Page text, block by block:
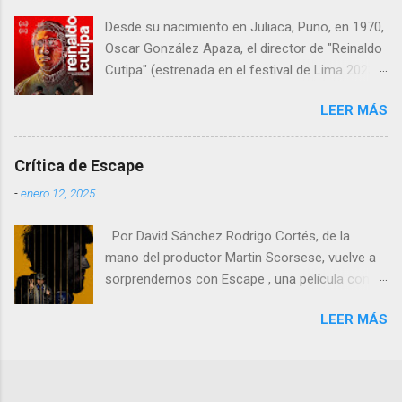
Desde su nacimiento en Juliaca, Puno, en 1970,
Oscar González Apaza, el director de "Reinaldo
Cutipa" (estrenada en el festival de Lima 2023,
en la búsqueda de expresar las complejidades y
desafíos que enfrenta la humanidad a través
LEER MÁS
Crítica de Escape
-enero 12, 2025
Por David Sánchez Rodrigo Cortés, de la
mano del productor Martin Scorsese, vuelve a
sorprendernos con Escape , una película con
comedia negra, drama carcelario y elementos
LEER MÁS